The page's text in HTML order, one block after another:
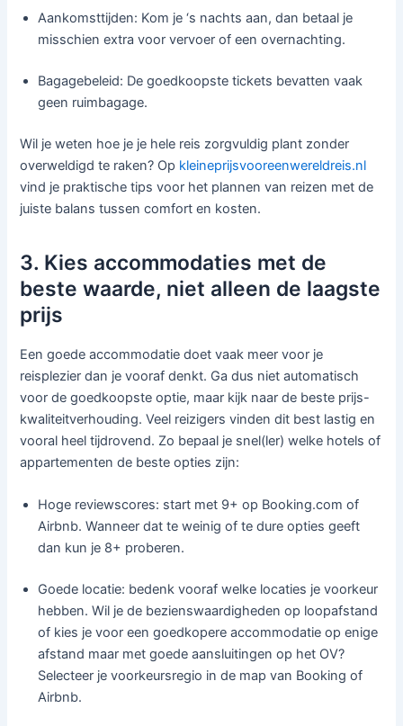
Aankomsttijden: Kom je ‘s nachts aan, dan betaal je
misschien extra voor vervoer of een overnachting.
Bagagebeleid: De goedkoopste tickets bevatten vaak
geen ruimbagage.
Wil je weten hoe je je hele reis zorgvuldig plant zonder
overweldigd te raken? Op kleineprijsvooreenwereldreis.nl
vind je praktische tips voor het plannen van reizen met de
juiste balans tussen comfort en kosten.
3. Kies accommodaties met de
beste waarde, niet alleen de laagste
prijs
Een goede accommodatie doet vaak meer voor je
reisplezier dan je vooraf denkt. Ga dus niet automatisch
voor de goedkoopste optie, maar kijk naar de beste prijs-
kwaliteitverhouding. Veel reizigers vinden dit best lastig en
vooral heel tijdrovend. Zo bepaal je snel(ler) welke hotels of
appartementen de beste opties zijn:
Hoge reviewscores: start met 9+ op Booking.com of
Airbnb. Wanneer dat te weinig of te dure opties geeft
dan kun je 8+ proberen.
Goede locatie: bedenk vooraf welke locaties je voorkeur
hebben. Wil je de bezienswaardigheden op loopafstand
of kies je voor een goedkopere accommodatie op enige
afstand maar met goede aansluitingen op het OV?
Selecteer je voorkeursregio in de map van Booking of
Airbnb.